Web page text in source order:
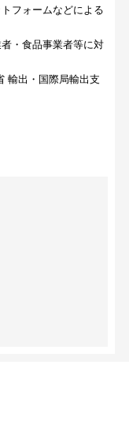
フォームなどによる
・食品事業者等に対
輸出・国際局輸出支